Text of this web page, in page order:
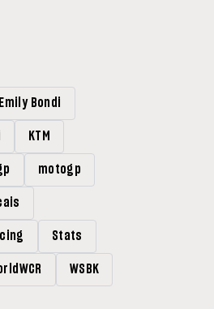
Emily Bondi
KTM
motogp
Stats
WSBK